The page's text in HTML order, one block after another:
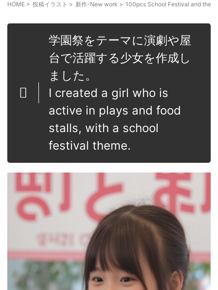
HOME > 投稿イラスト > 新作-New work > 100pcs School Festival and the
学園祭をテーマに演劇や屋
台で活躍する少女を作成し
ました。
I created a girl who is
active in plays and food
stalls, with a school
festival theme.